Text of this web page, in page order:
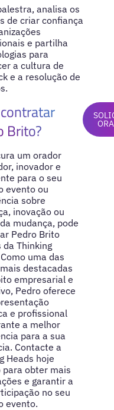
analisa os
de criar confiança
e partilha
para
a cultura de
e a resolução de
Brito?
um orador
inovador e
para o seu
evento ou
sobre
inovação ou
mudança, pode
Pedro Brito
Thinking
uma das
destacadas
empresarial e
Pedro oferece
e profissional
a melhor
para a sua
Contacte a
Heads hoje
para obter mais
e garantir a
no seu
evento.